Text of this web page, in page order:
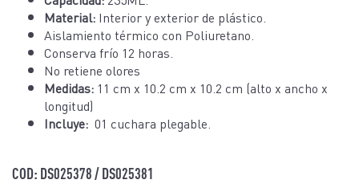
Material: Interior y exterior de plástico.
Aislamiento térmico con Poliuretano.
Conserva frío 12 horas.
No retiene olores
Medidas: 11 cm x 10.2 cm x 10.2 cm (alto x ancho x
longitud)
Incluye: 01 cuchara plegable.
COD: DS025378 / DS025381